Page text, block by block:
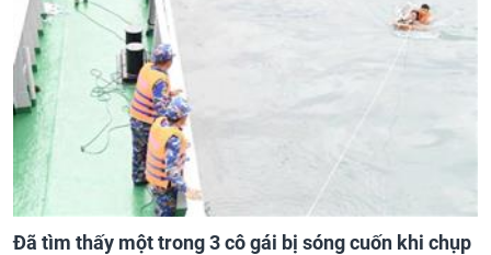
Đã tìm thấy một trong 3 cô gái bị sóng cuốn khi chụp